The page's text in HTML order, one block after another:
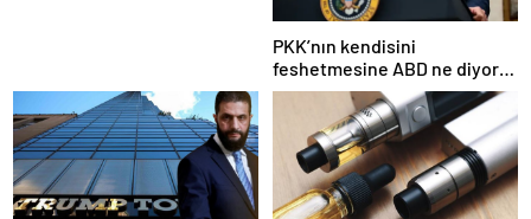
PKK’nın kendisini
feshetmesine ABD ne diyor?
İlk açıklama